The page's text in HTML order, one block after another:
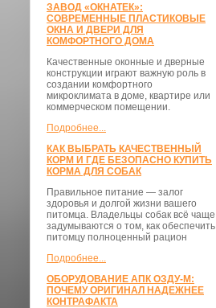
ЗАВОД «ОКНАТЕК»:
СОВРЕМЕННЫЕ ПЛАСТИКОВЫЕ
ОКНА И ДВЕРИ ДЛЯ
КОМФОРТНОГО ДОМА
Качественные оконные и дверные
конструкции играют важную роль в
создании комфортного
микроклимата в доме, квартире или
коммерческом помещении.
Подробнее...
КАК ВЫБРАТЬ КАЧЕСТВЕННЫЙ
КОРМ И ГДЕ БЕЗОПАСНО КУПИТЬ
КОРМА ДЛЯ СОБАК
Правильное питание — залог
здоровья и долгой жизни вашего
питомца. Владельцы собак всё чаще
задумываются о том, как обеспечить
питомцу полноценный рацион
Подробнее...
ОБОРУДОВАНИЕ АПК ОЗДУ-М:
ПОЧЕМУ ОРИГИНАЛ НАДЕЖНЕЕ
КОНТРАФАКТА